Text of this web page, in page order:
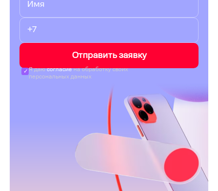
Отправить заявку
Я даюсогласиена обработку своих
персональных данных